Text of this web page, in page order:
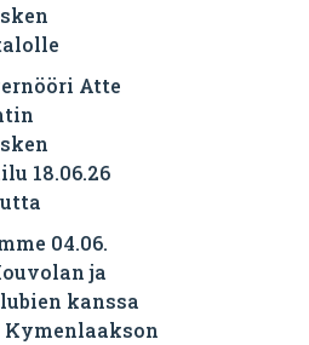
Atte
18.06.26
04.06.
ja
kanssa
Kymenlaakson